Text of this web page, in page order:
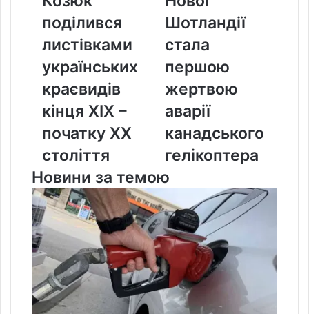
листівками
українських
краєвидів
кінця
XIX
початку
XX
поділився
листівками
українських
краєвидів
кінця XIX –
початку XX
століття
Шотландії
стала
жертвою
аварії
гелікоптера
Шотландії
стала
першою
жертвою
аварії
канадського
гелікоптера
Новини за темою